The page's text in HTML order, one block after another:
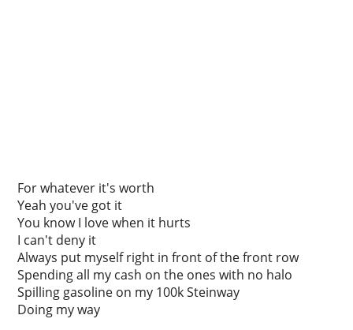
For whatever it's worth
Yeah you've got it
You know I love when it hurts
I can't deny it
Always put myself right in front of the front row
Spending all my cash on the ones with no halo
Spilling gasoline on my 100k Steinway
Doing my way